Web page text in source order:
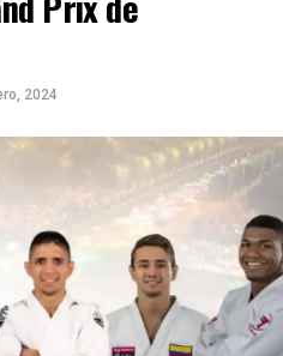
2024